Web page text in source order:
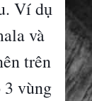
Ví dụ
và
ên trên
3 vùng